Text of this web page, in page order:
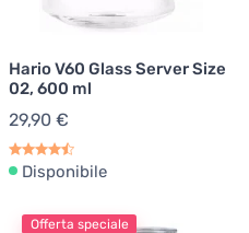
Hario V60 Glass Server Size
02, 600 ml
29,90 €
Disponibile
Offerta speciale